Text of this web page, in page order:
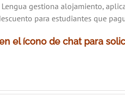
Lengua gestiona alojamiento,
para estudiantes que
el ícono de chat para